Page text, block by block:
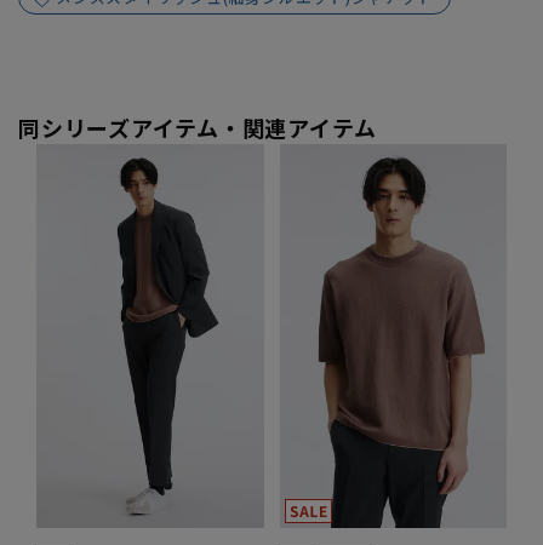
同シリーズアイテム・関連アイテム